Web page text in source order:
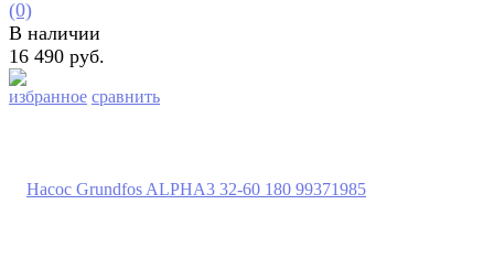
избранное сравнить
(0)
В наличии
16 490 руб.